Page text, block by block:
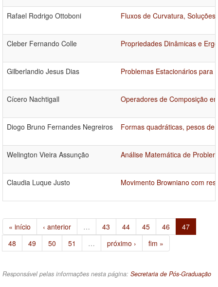
Rafael Rodrigo Ottoboni Fluxos de Curvatura,
Cleber Fernando Colle Propriedades Dinâmicas e
Gilberlandio Jesus Dias Problemas Estacionários para
Cícero Nachtigall Operadores de Composição
Diogo Bruno Fernandes Negreiros Formas quadráticas, pesos
Welington Vieira Assunção Análise Matemática de
Claudia Luque Justo Movimento Browniano com
« início ‹ anterior … 43 44 45 46
47
48
49 50 51 … próximo › fim »
Responsável pelas informações nesta página: Secretaria de Pós-Graduação